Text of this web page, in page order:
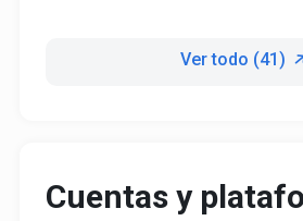
Ver todo (41)
Cuentas y